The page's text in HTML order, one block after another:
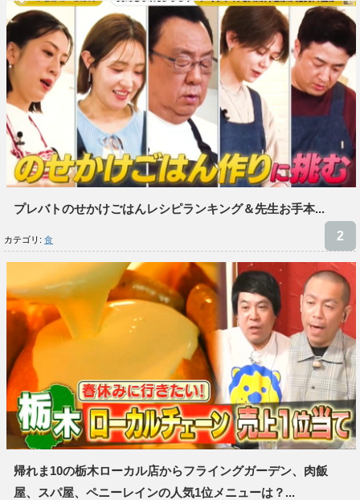
プレバトのせかけごはんレシピランキング＆先生お手本...
カテゴリ: 食
帰れま10の栃木ローカル店からフライングガーデン、肉飯
屋、スパ屋、ペニーレインの人気1位メニューは？...